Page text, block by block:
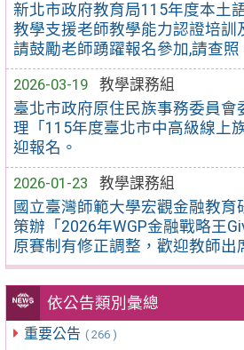
新北市政府教育局115年度本土
教學支援老師教學能力認證培訓
請鼓勵老師踴躍報名參加,請查照
2026-03-19
教學課務組
臺北市政府原住民族事務委員會
理「115年度臺北市中高級線上
迎報名。
2026-01-23
教學課務組
國立臺灣師範大學宏觀金融教育
策辦「2026年WGP金融戰略王
原賽制有修正調整，歡迎教師出
依公告類別彙總
重要公告 ( 266 )